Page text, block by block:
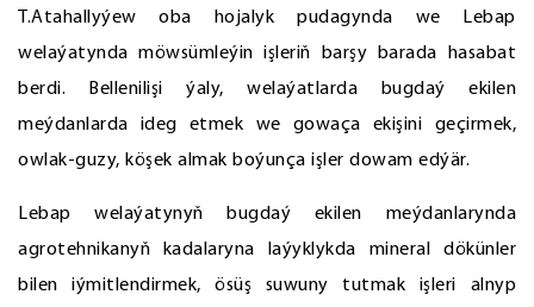
T.Atahallyýew oba hojalyk pudagynda we Lebap
welaýatynda möwsümleýin işleriň barşy barada hasabat
berdi. Bellenilişi ýaly, welaýatlarda bugdaý ekilen
meýdanlarda ideg etmek we gowaça ekişini geçirmek,
owlak-guzy, köşek almak boýunça işler dowam edýär.
Lebap welaýatynyň bugdaý ekilen meýdanlarynda
agrotehnikanyň kadalaryna laýyklykda mineral dökünler
bilen iýmitlendirmek, ösüş suwuny tutmak işleri alnyp